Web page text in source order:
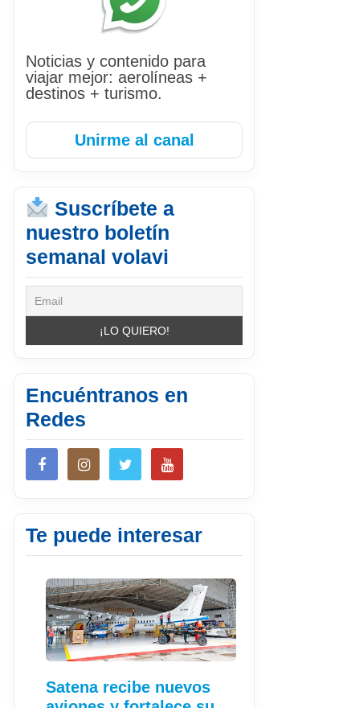
Noticias y contenido para
viajar mejor: aerolíneas +
destinos + turismo.
Unirme al canal
Suscríbete a
nuestro boletín
semanal volavi
Encuéntranos en
Redes
Te puede interesar
Satena recibe nuevos